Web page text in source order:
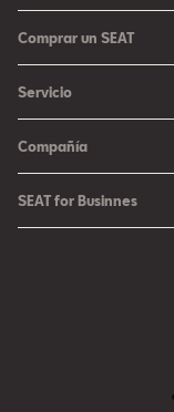
Arona
León
Ateca
Comprar un SEAT
Configurador SEAT
Promociones
Fichas Técnicas
Ubica tu
SEAT Usados
Servicio
Campaña Bolsas de
Promociones Servicio
Seguro de autopartes
Compañía
Cultura urbana
SEAT for Businnes